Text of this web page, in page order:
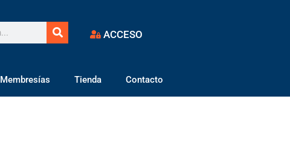
ACCESO
Membresías Tienda Contacto